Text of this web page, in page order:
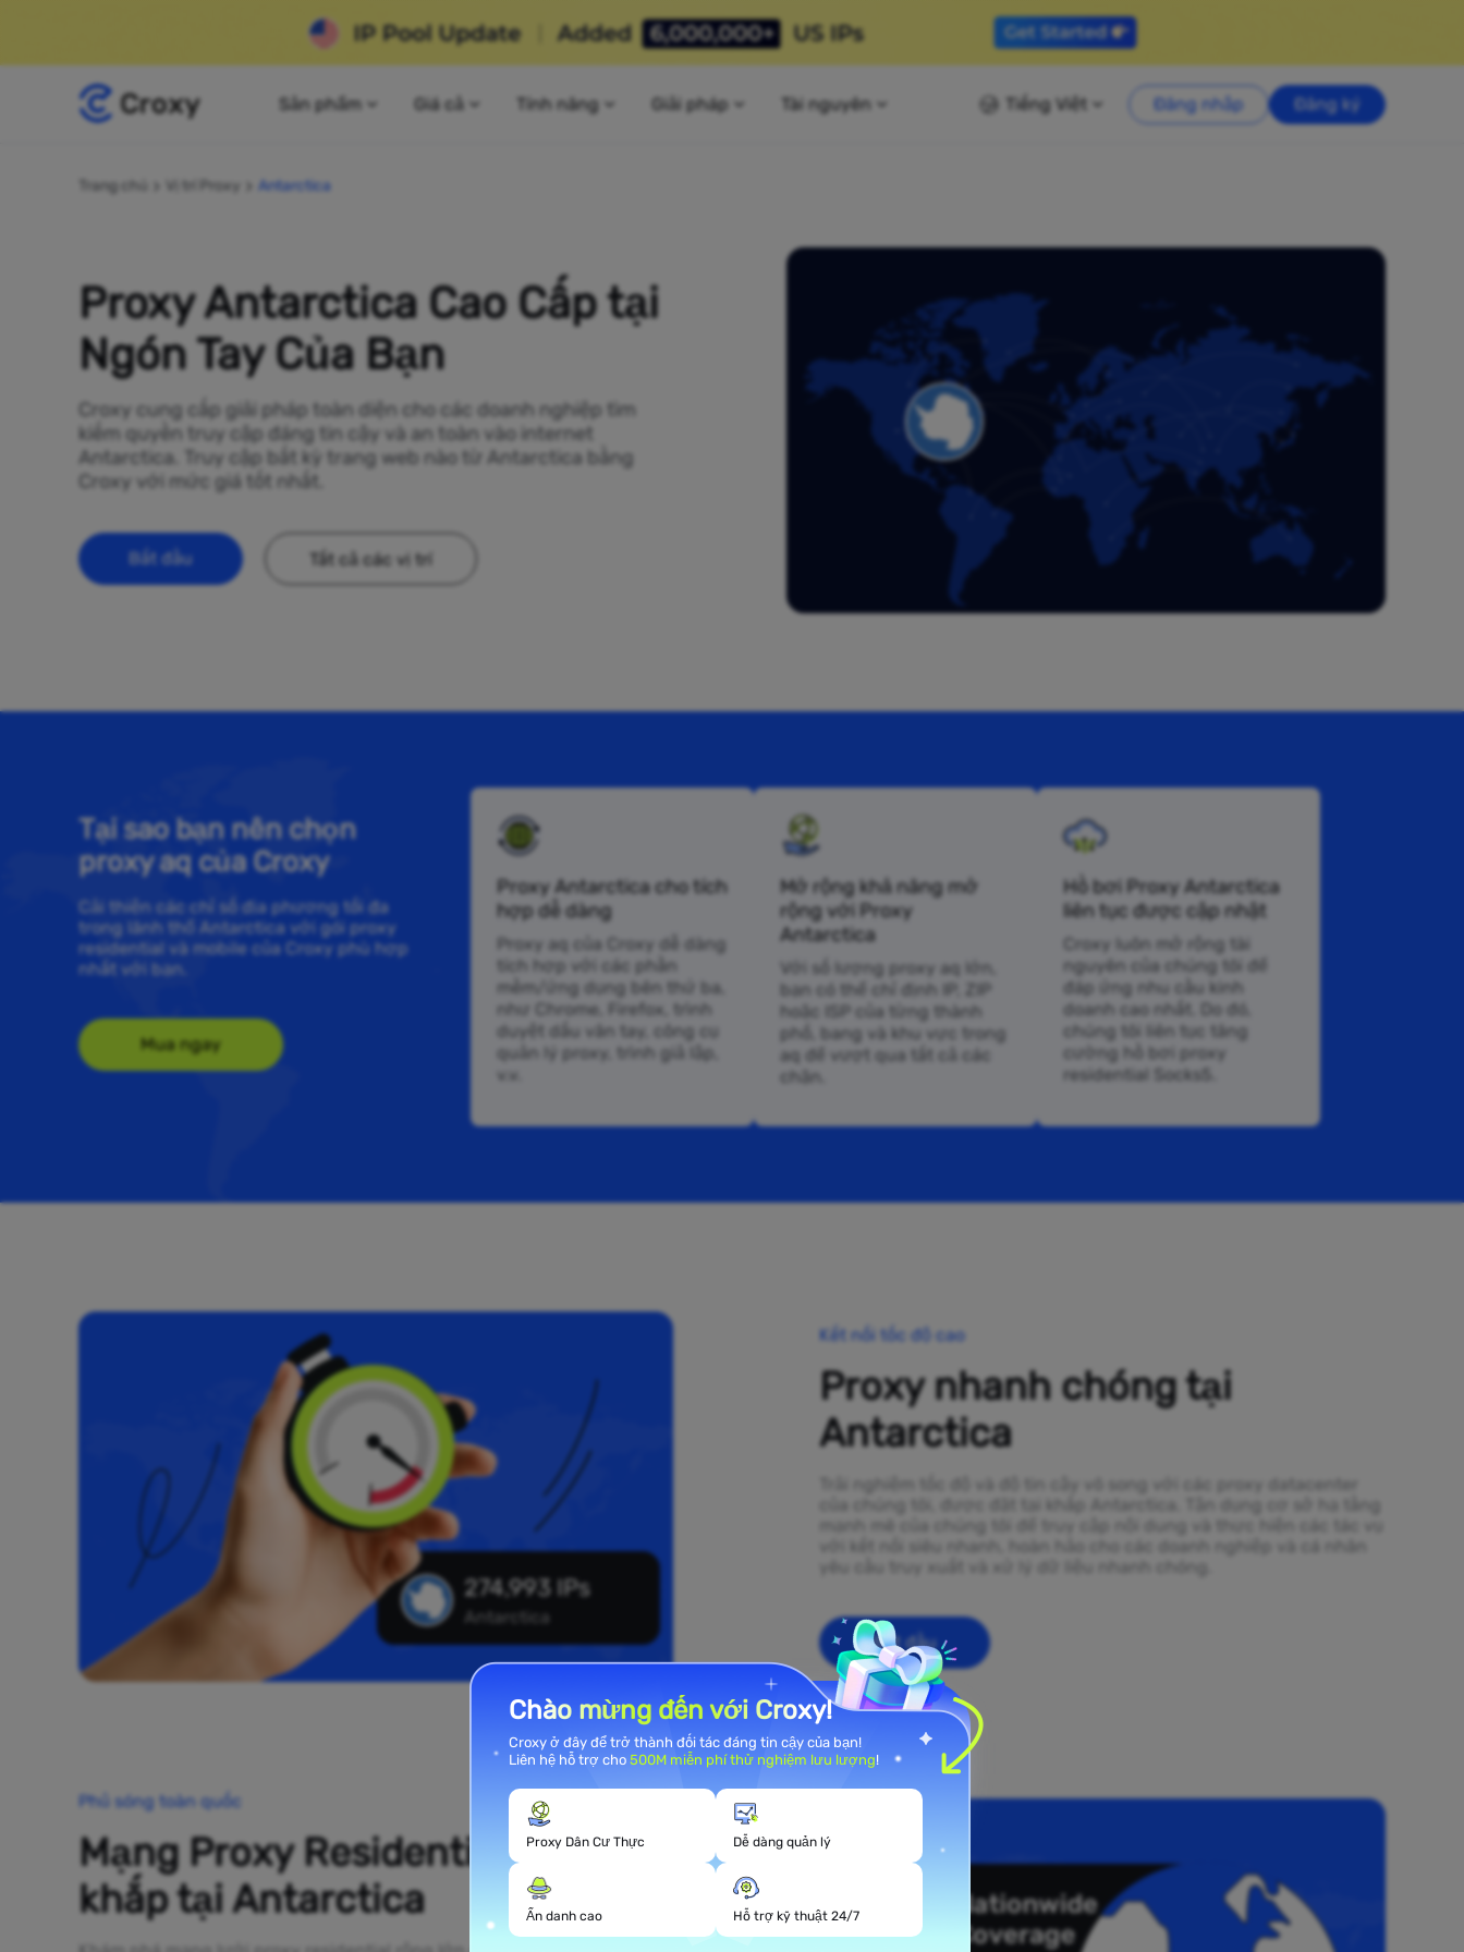
Sản phẩm Giá cả Tính năng Giải pháp Tài nguyên Tiếng Việt Đăng nhập Đăng ký
Trang chủ Vị trí Proxy Antarctica
Proxy Antarctica Cao Cấp tại
Ngón Tay Của Bạn
Croxy cung cấp giải pháp toàn diện cho các doanh nghiệp tìm
kiếm quyền truy cập đáng tin cậy và an toàn vào internet
Antarctica. Truy cập bất kỳ trang web nào từ Antarctica bằng
Croxy với mức giá tốt nhất.
Bắt đầu Tất cả các vị trí
Tại sao bạn nên chọn
proxy aq của Croxy
Cải thiện các chỉ số địa phương tối đa
trong lãnh thổ Antarctica với gói proxy
residential và mobile của Croxy phù hợp
nhất với bạn.
Mua ngay
Proxy Antarctica cho tích
hợp dễ dàng
Proxy aq của Croxy dễ dàng
tích hợp với các phần
mềm/ứng dụng bên thứ ba,
như Chrome, Firefox, trình
duyệt dấu vân tay, công cụ
quản lý proxy, trình giả lập,
v.v.
Mở rộng khả năng mở
rộng với Proxy
Antarctica
Với số lượng proxy aq lớn,
bạn có thể chỉ định IP, ZIP
hoặc ISP của từng thành
phố, bang và khu vực trong
aq để vượt qua tất cả các
chặn.
Hồ bơi Proxy Antarctica
liên tục được cập nhật
Croxy luôn mở rộng tài
nguyên của chúng tôi để
đáp ứng nhu cầu kinh
doanh cao nhất. Do đó,
chúng tôi liên tục tăng
cường hồ bơi proxy
residential Socks5.
274,993 IPs
Antarctica
Kết nối tốc độ cao
Proxy nhanh chóng tại
Antarctica
Trải nghiệm tốc độ và độ tin cậy vô song với các proxy datacenter
của chúng tôi, được đặt tại khắp Antarctica. Tận dụng cơ sở hạ tầng
mạnh mẽ của chúng tôi để truy cập nội dung và thực hiện các tác vụ
với kết nối siêu nhanh, hoàn hảo cho các doanh nghiệp và cá nhân
yêu cầu truy xuất và xử lý dữ liệu nhanh chóng.
Bắt đầu
Phủ sóng toàn quốc
Mạng Proxy Residential rộng
khắp tại Antarctica
Chào mừng đến với Croxy!
Croxy ở đây để trở thành đối tác đáng tin cậy của bạn!
Liên hệ hỗ trợ cho 500M miễn phí thử nghiệm lưu lượng!
Proxy Dân Cư Thực Dễ dàng quản lý
Ẩn danh cao Hỗ trợ kỹ thuật 24/7